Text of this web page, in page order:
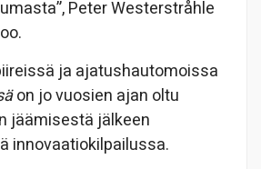
Peter Westerstråhle
ja ajatushautomoissa
on jo vuosien ajan oltu
jäämisestä jälkeen
innovaatiokilpailussa.